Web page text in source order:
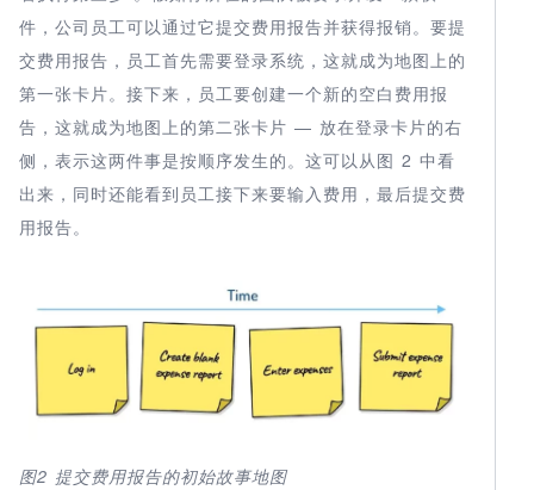
件，公司员工可以通过它提交费用报告并获得报销。要提
交费用报告，员工首先需要登录系统，这就成为地图上的
第一张卡片。接下来，员工要创建一个新的空白费用报
告，这就成为地图上的第二张卡片 — 放在登录卡片的右
侧，表示这两件事是按顺序发生的。这可以从图 2 中看
出来，同时还能看到员工接下来要输入费用，最后提交费
用报告。
图2 提交费用报告的初始故事地图